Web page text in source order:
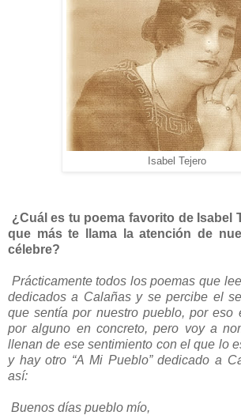
Isabel Tejero
¿Cuál es tu poema favorito de Isabel
que más te llama la atención de
célebre?
Prácticamente todos los poemas que
dedicados a Calañas y se percibe el
que sentía por nuestro pueblo, por eso
por alguno en concreto, pero voy a
llenan de ese sentimiento con el que lo
y hay otro “A Mi Pueblo” dedicado a
así:
Buenos días pueblo mío,